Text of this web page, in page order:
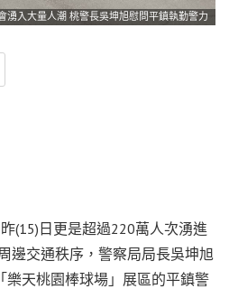
湧入大量人潮 桃警長吳坤旭慰問平鎮執勤警力
(15)日更是超過220萬人次湧進
邊交通秩序，警察局局長吳坤旭
樂天桃園棒球場」展區的平鎮警